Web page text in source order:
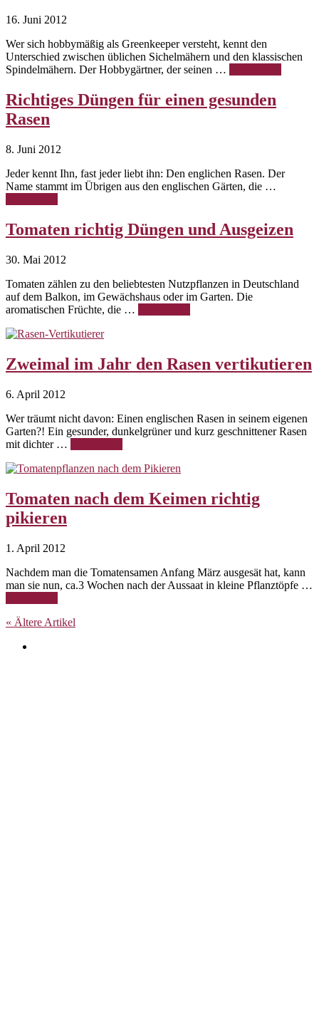
16. Juni 2012
Wer sich hobbymäßig als Greenkeeper versteht, kennt den
Unterschied zwischen üblichen Sichelmähern und den klassischen
Spindelmähern. Der Hobbygärtner, der seinen …
Richtiges Düngen für einen gesunden
Rasen
8. Juni 2012
Jeder kennt Ihn, fast jeder liebt ihn: Den englichen Rasen. Der
Name stammt im Übrigen aus den englischen Gärten, die …
Tomaten richtig Düngen und Ausgeizen
30. Mai 2012
Tomaten zählen zu den beliebtesten Nutzpflanzen in Deutschland
auf dem Balkon, im Gewächshaus oder im Garten. Die
aromatischen Früchte, die …
Zweimal im Jahr den Rasen vertikutieren
6. April 2012
Wer träumt nicht davon: Einen englischen Rasen in seinem eigenen
Garten?! Ein gesunder, dunkelgrüner und kurz geschnittener Rasen
mit dichter …
Tomaten nach dem Keimen richtig
pikieren
1. April 2012
Nachdem man die Tomatensamen Anfang März ausgesät hat, kann
man sie nun, ca.3 Wochen nach der Aussaat in kleine Pflanztöpfe …
« Ältere Artikel